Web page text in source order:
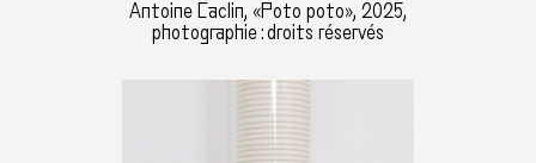
Antoine Caclin, «Poto poto», 2025,
photographie : droits réservés